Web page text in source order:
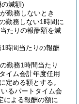
減額)
勤務しないとき
勤務しない1時間に
たりの報酬額を減
時間当たりの報酬
勤務1時間当たり
イム会計年度任用
に定める額とする。
るパートタイム会
による報酬の額に